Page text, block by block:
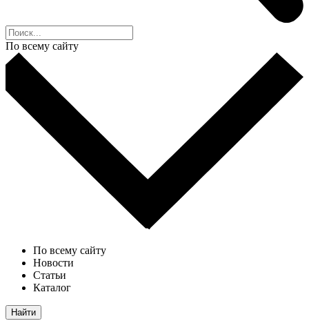
По всему сайту
По всему сайту
Новости
Статьи
Каталог
Найти